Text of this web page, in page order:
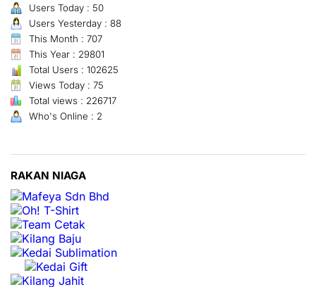
Users Today : 50
Users Yesterday : 88
This Month : 707
This Year : 29801
Total Users : 102625
Views Today : 75
Total views : 226717
Who's Online : 2
RAKAN NIAGA